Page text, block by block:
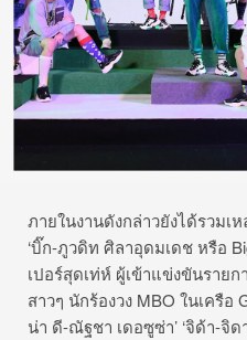
ภายในงานดังกล่าวยังได้รวมเ
‘บิ๊ก-ภูวดิท ศิลาอุดมเดช หรือ
เปอร์สุดเท่ห์ ผู้เข้าแข่งขันรายก
สาวๆ นักร้องวง MBO ในเครือ
น่า ดี-ณัฐชา เดอซูซ่า’ ‘จิด้า-จิ